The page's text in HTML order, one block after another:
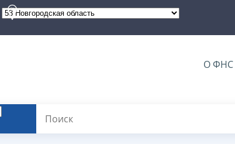
О ФНС